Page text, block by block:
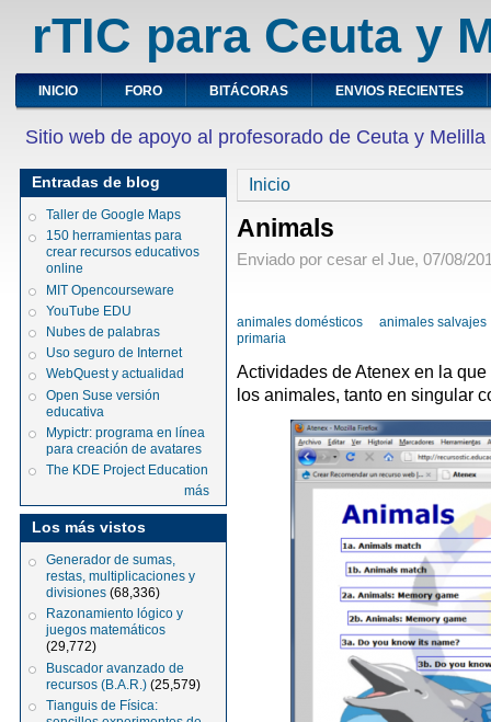
rTIC para Ceuta y
INICIO FORO BITÁCORAS ENVIOS RECIENTES
Sitio web de apoyo al profesorado de Ceuta y Melilla
Entradas de blog
Taller de Google Maps
150 herramientas para
crear recursos educativos
online
MIT Opencourseware
YouTube EDU
Nubes de palabras
Uso seguro de Internet
WebQuest y actualidad
Open Suse versión
educativa
Mypictr: programa en línea
para creación de avatares
The KDE Project Education
más
Los más vistos
Generador de sumas,
restas, multiplicaciones y
divisiones (68,336)
Razonamiento lógico y
juegos matemáticos
(29,772)
Buscador avanzado de
recursos (B.A.R.) (25,579)
Tianguis de Física:
Inicio
Animals
Enviado por cesar el Jue, 07/08/
animales domésticos
animales salvajes
primaria
Actividades de Atenex en la
los animales, tanto en singular